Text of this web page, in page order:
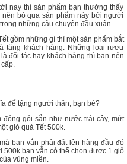
nay thì sản phẩm bạn thường thấy
bỏ qua sản phẩm này bởi người
những câu chuyện đầu xuân.
gồm những gì thì một sản phẩm bắt
tặng khách hàng. Những loại rượu
đối tác hay khách hàng thì bạn nên
để tặng người thân, bạn bè?
đóng gói sắn như nước trái cây, mứt
giỏ quà Tết 500k.
bạn vẫn phải đặt lên hàng đầu đó
bạn vẫn có thể chọn được 1 giỏ
vùng miền.